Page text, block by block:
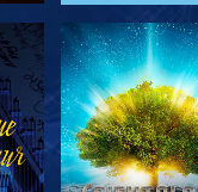
СМОТРЕТЬ